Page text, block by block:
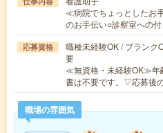
≪病院でちょっとしたお
のお手伝い○診察室への
応募資格
職種未経験OK / ブランク
要
≪無資格・未経験OK≫
書は不要です。▽応募後
職場の雰囲気